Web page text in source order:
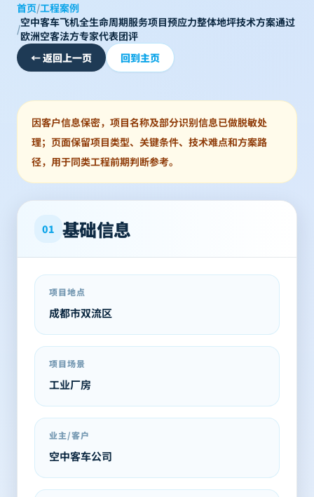
首页/工程案例
/空中客车飞机全生命周期服务项目预应力整体地坪技术方案通过
欧洲空客法方专家代表团评
←返回上一页 回到主页
因客户信息保密，项目名称及部分识别信息已做脱敏处
理；页面保留项目类型、关键条件、技术难点和方案路
径，用于同类工程前期判断参考。
01 基础信息
项目地点
成都市双流区
项目场景
工业厂房
业主/客户
空中客车公司